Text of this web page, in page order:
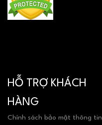
HỖ TRỢ KHÁCH
HÀNG
Chính sách bảo mật thông tin